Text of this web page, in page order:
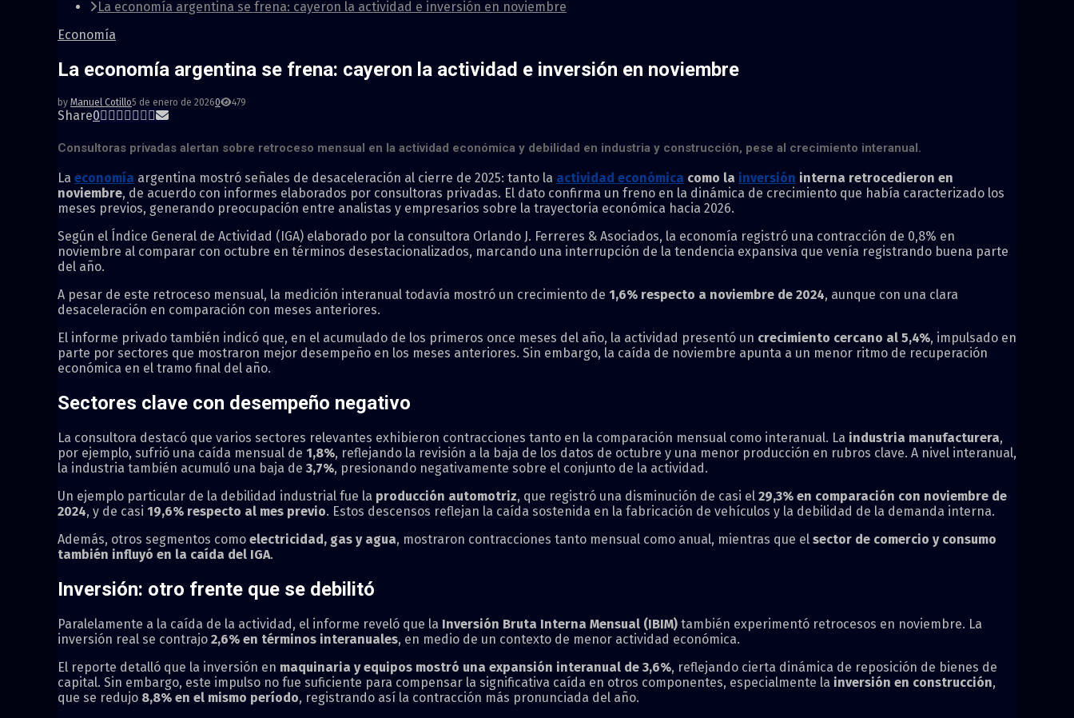
La economía argentina se frena: cayeron la actividad e inversión en noviembre
Economía
La economía argentina se frena: cayeron la actividad e inversión en noviembre
by Manuel Cotillo5 de enero de 20260 479
Share0
Consultoras privadas alertan sobre retroceso mensual en la actividad económica y debilidad en industria y construcción, pese al crecimiento interanual.
La economía argentina mostró señales de desaceleración al cierre de 2025: tanto la actividad económica como la inversión interna retrocedieron en
noviembre, de acuerdo con informes elaborados por consultoras privadas. El dato confirma un freno en la dinámica de crecimiento que había caracterizado los
meses previos, generando preocupación entre analistas y empresarios sobre la trayectoria económica hacia 2026.
Según el Índice General de Actividad (IGA) elaborado por la consultora Orlando J. Ferreres & Asociados, la economía registró una contracción de 0,8% en
noviembre al comparar con octubre en términos desestacionalizados, marcando una interrupción de la tendencia expansiva que venía registrando buena parte
del año.
A pesar de este retroceso mensual, la medición interanual todavía mostró un crecimiento de 1,6% respecto a noviembre de 2024, aunque con una clara
desaceleración en comparación con meses anteriores.
El informe privado también indicó que, en el acumulado de los primeros once meses del año, la actividad presentó un crecimiento cercano al 5,4%, impulsado en
parte por sectores que mostraron mejor desempeño en los meses anteriores. Sin embargo, la caída de noviembre apunta a un menor ritmo de recuperación
económica en el tramo final del año.
Sectores clave con desempeño negativo
La consultora destacó que varios sectores relevantes exhibieron contracciones tanto en la comparación mensual como interanual. La industria manufacturera,
por ejemplo, sufrió una caída mensual de 1,8%, reflejando la revisión a la baja de los datos de octubre y una menor producción en rubros clave. A nivel interanual,
la industria también acumuló una baja de 3,7%, presionando negativamente sobre el conjunto de la actividad.
Un ejemplo particular de la debilidad industrial fue la producción automotriz, que registró una disminución de casi el 29,3% en comparación con noviembre de
2024, y de casi 19,6% respecto al mes previo. Estos descensos reflejan la caída sostenida en la fabricación de vehículos y la debilidad de la demanda interna.
Además, otros segmentos como electricidad, gas y agua, mostraron contracciones tanto mensual como anual, mientras que el sector de comercio y consumo
también influyó en la caída del IGA.
Inversión: otro frente que se debilitó
Paralelamente a la caída de la actividad, el informe reveló que la Inversión Bruta Interna Mensual (IBIM) también experimentó retrocesos en noviembre. La
inversión real se contrajo 2,6% en términos interanuales, en medio de un contexto de menor actividad económica.
El reporte detalló que la inversión en maquinaria y equipos mostró una expansión interanual de 3,6%, reflejando cierta dinámica de reposición de bienes de
capital. Sin embargo, este impulso no fue suficiente para compensar la significativa caída en otros componentes, especialmente la inversión en construcción,
que se redujo 8,8% en el mismo período, registrando así la contracción más pronunciada del año.